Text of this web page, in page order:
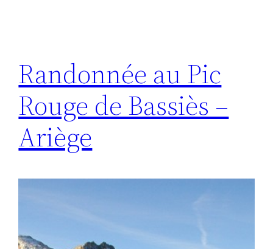
Randonnée au Pic
Rouge de Bassiès –
Ariège